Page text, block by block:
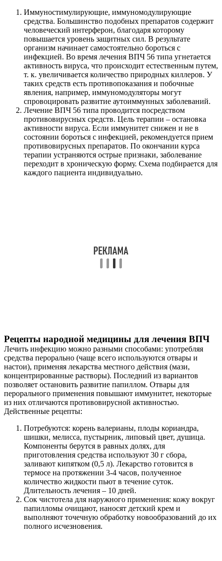
Иммуностимулирующие, иммуномодулирующие
средства. Большинство подобных препаратов содержит
человеческий интерферон, благодаря которому
повышается уровень защитных сил. В результате
организм начинает самостоятельно бороться с
инфекцией. Во время лечения ВПЧ 56 типа угнетается
активность вируса, что происходит естественным путем,
т. к. увеличивается количество природных киллеров. У
таких средств есть противопоказания и побочные
явления, например, иммуномодуляторы могут
спровоцировать развитие аутоиммунных заболеваний.
Лечение ВПЧ 56 типа проводится посредством
противовирусных средств. Цель терапии – остановка
активности вируса. Если иммунитет снижен и не в
состоянии бороться с инфекцией, рекомендуется прием
противовирусных препаратов. По окончании курса
терапии устраняются острые признаки, заболевание
переходит в хроническую форму. Схема подбирается для
каждого пациента индивидуально.
Рецепты народной медицины для лечения ВПЧ
Лечить инфекцию можно разными способами: употребляя
средства перорально (чаще всего используются отвары и
настои), применяя лекарства местного действия (мази,
концентрированные растворы). Последний из вариантов
позволяет остановить развитие папиллом. Отвары для
перорального применения повышают иммунитет, некоторые
из них отличаются противовирусной активностью.
Действенные рецепты:
Потребуются: корень валерианы, плоды кориандра,
шишки, мелисса, пустырник, липовый цвет, душица.
Компоненты берутся в равных долях, для
приготовления средства используют 30 г сбора,
заливают кипятком (0,5 л). Лекарство готовится в
термосе на протяжении 3-4 часов, полученное
количество жидкости пьют в течение суток.
Длительность лечения – 10 дней.
Сок чистотела для наружного применения: кожу вокруг
папилломы очищают, наносят детский крем и
выполняют точечную обработку новообразований до их
полного исчезновения.